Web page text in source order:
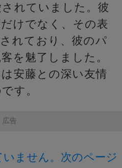
れていました。彼
けでなく、その表
れており、彼のパ
を魅了しました。
安藤との深い友情
す。
広告
ません。次のページ